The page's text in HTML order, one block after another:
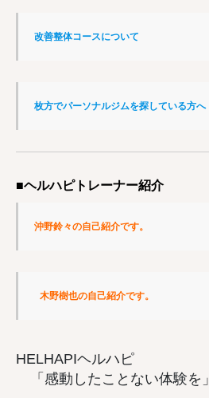
改善整体コースについて
枚方でパーソナルジムを探している方へ
■ヘルハピトレーナー紹介
沖野鈴々の自己紹介です。
木野樹也の自己紹介です。
HELHAPIヘルハピ
「感動したことない体験を」